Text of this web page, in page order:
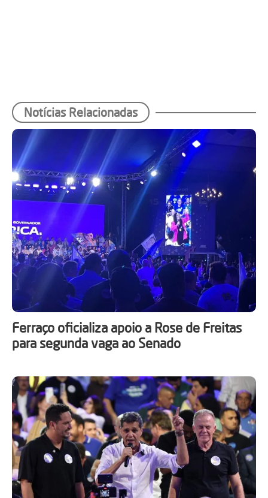
Notícias Relacionadas
Ferraço oficializa apoio a Rose de Freitas
para segunda vaga ao Senado